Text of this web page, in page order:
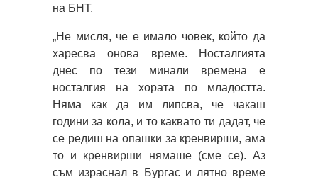
на БНТ.
„Не мисля, че е имало човек, който да
харесва онова време. Носталгията
днес по тези минали времена е
носталгия на хората по младостта.
Няма как да им липсва, че чакаш
години за кола, и то каквато ти дадат, че
се редиш на опашки за кренвирши, ама
то и кренвирши нямаше (сме се). Аз
съм израснал в Бургас и лятно време